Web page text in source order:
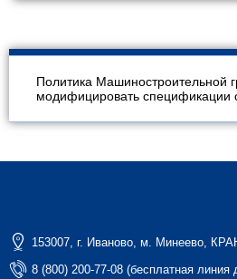
Политика Машиностроительной
модифицировать спецификации
153007, г. Иваново, м. Минеево,
8 (800) 200-77-08 (бесплатная